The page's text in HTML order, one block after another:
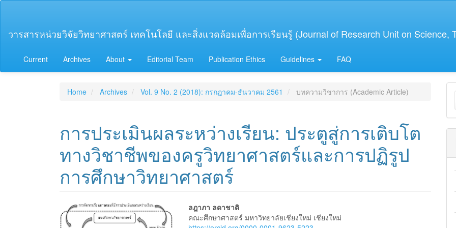
Content
วารสารหน่วยวิจัยวิทยาศาสตร์ เทคโนโลยี และสิ่งแวดล้อมเพื่อการเรียนรู้ (Journal of Research Unit on Science,
Current Archives About Editorial Team Publication Ethics Guidelines FAQ
Home Archives Vol. 9 No. 2 (2018): กรกฎาคม-ธันวาคม 2561 บทความวิชาการ (Academic Article)
การประเมินผลระหว่างเรียน: ประตูสู่การเติบโต
ทางวิชาชีพของครูวิทยาศาสตร์และการปฏิรูป
การศึกษาวิทยาศาสตร์
Article
Main
ลฎาภา ลดาชาติ
คณะศึกษาศาสตร์ มหาวิทยาลัยเชียงใหม่ เชียงใหม่
a